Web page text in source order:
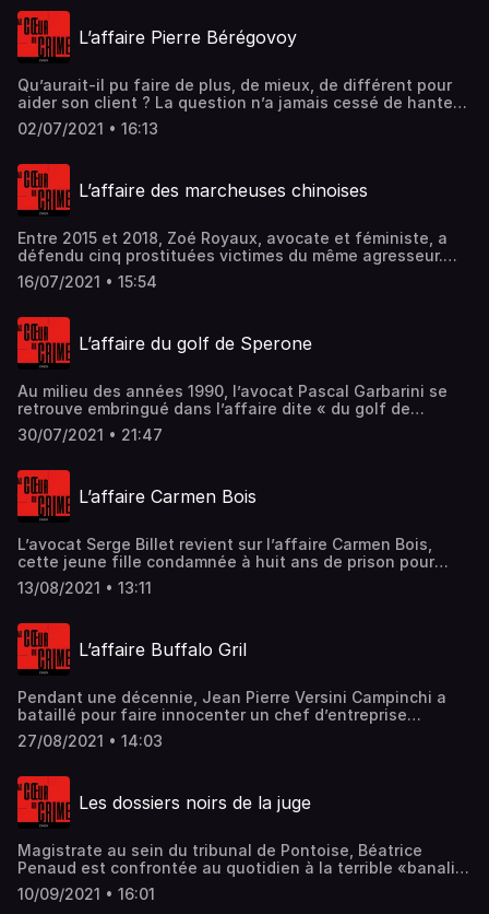
pour plus d'informations.
L’affaire Pierre Bérégovoy
Qu’aurait-il pu faire de plus, de mieux, de différent pour
aider son client ? La question n’a jamais cessé de hanter
Patrick Maisonneuve, célèbre avocat pénaliste après le
suicide de Pierre Bérégovoy, l’ancien Premier ministre de
Visitez acast.com/privacy pour plus d'informations.
02/07/2021 • 16:13
L’affaire des marcheuses chinoises
Entre 2015 et 2018, Zoé Royaux, avocate et féministe, a
défendu cinq prostituées victimes du même agresseur.
Une affaire qui ne serait jamais sortie du silence sans la
détermination de ces femmes et la ténacité de la jeune
pour plus d'informations.
16/07/2021 • 15:54
L’affaire du golf de Sperone
Au milieu des années 1990, l’avocat Pascal Garbarini se
retrouve embringué dans l’affaire dite « du golf de
Sperone » : un dossier de racket sur fond de règlement de
comptes politiques entre le gouvernement Juppé et les
Hébergé par Acast. Visitez acast.com/privacy pour plus
d'informations.
30/07/2021 • 21:47
L’affaire Carmen Bois
L’avocat Serge Billet revient sur l’affaire Carmen Bois,
cette jeune fille condamnée à huit ans de prison pour
avoir tué son père dans un contexte de violences
intrafamiliales. Peu de temps après sa condamnation,
détention. Hébergé par Acast. Visitez acast.com/privacy
pour plus d'informations.
13/08/2021 • 13:11
L’affaire Buffalo Gril
Pendant une décennie, Jean Pierre Versini Campinchi a
bataillé pour faire innocenter un chef d’entreprise
soupçonné à tort d’avoir mis en danger ses clients. A 80
ans, l’avocat, dans son premier livre, « Papiers d’identités
Picardie. Hébergé par Acast. Visitez acast.com/privacy
pour plus d'informations.
27/08/2021 • 14:03
Les dossiers noirs de la juge
Magistrate au sein du tribunal de Pontoise, Béatrice
Penaud est confrontée au quotidien à la terrible «banalité
du mal », dont les mineurs sont les grandes victimes. Juge
des libertés et de la détention, elle nous raconte les
10/09/2021 • 16:01